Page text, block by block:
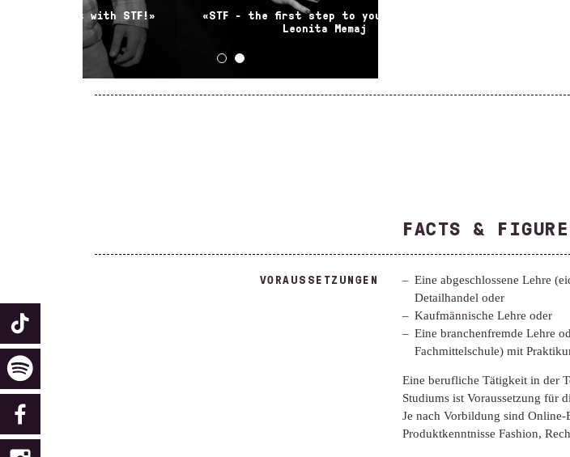
«STF - the first step to your future.»
FACTS &
VORAUSSETZUNGEN
Eine abgeschlossene Lehre
Detailhandel oder
Kaufmännische Lehre oder
Eine branchenfremde Lehre
Fachmittelschule) mit
Eine berufliche Tätigkeit in der
Studiums ist Voraussetzung für
Je nach Vorbildung sind
Produktkenntnisse Fashion,